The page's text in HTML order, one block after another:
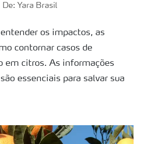
De: Yara Brasil
os impactos, as
contornar casos de
em citros. As informações
essenciais para salvar sua